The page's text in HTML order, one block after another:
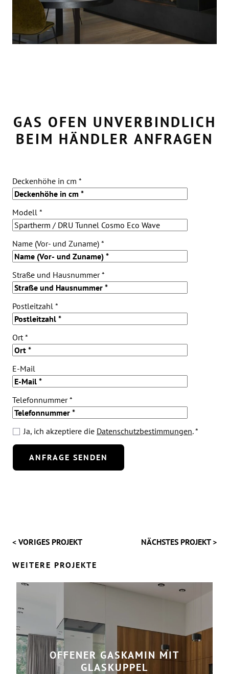
GAS OFEN UNVERBINDLICH
BEIM HÄNDLER ANFRAGEN
Deckenhöhe in cm *
Modell *
Name (Vor- und Zuname) *
Straße und Hausnummer *
Postleitzahl *
Ort *
E-Mail
Telefonnummer *
Bitte lassen Sie dieses Feld leer.
Ja, ich akzeptiere die Datenschutzbestimmungen. *
< VORIGES PROJEKT NÄCHSTES PROJEKT >
WEITERE PROJEKTE
OFFENER GASKAMIN MIT
GLASKUPPEL